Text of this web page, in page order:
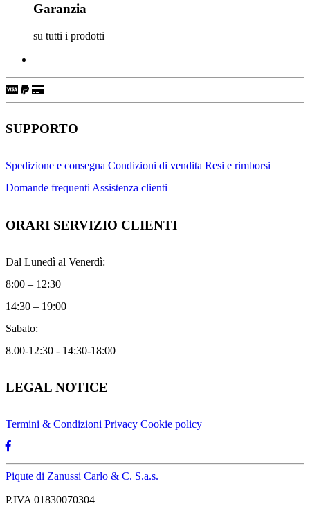
Garanzia
su tutti i prodotti
SUPPORTO
Spedizione e consegna Condizioni di vendita Resi e rimborsi
Domande frequenti Assistenza clienti
ORARI SERVIZIO CLIENTI
Dal Lunedì al Venerdì:
8:00 – 12:30
14:30 – 19:00
Sabato:
8.00-12:30 - 14:30-18:00
LEGAL NOTICE
Termini & Condizioni Privacy Cookie policy
Piqute di Zanussi Carlo & C. S.a.s.
P.IVA 01830070304